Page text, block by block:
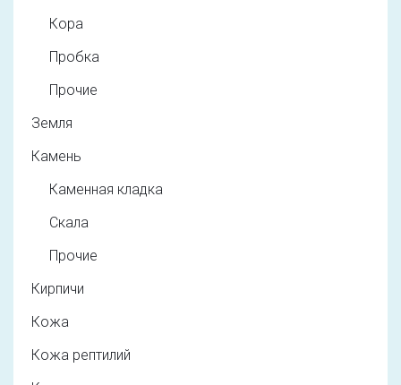
Кора
Пробка
Прочие
Земля
Камень
Каменная кладка
Скала
Прочие
Кирпичи
Кожа
Кожа рептилий